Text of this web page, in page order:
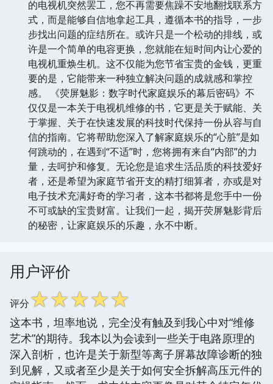
的电视机突然罢工，您不再需要焦躁不安地翻找联系方
式，而是能够自信地拿起工具，遵循本书的指导，一步
步找出问题的症结所在。或许只是一个松动的排线，或
许是一个简单的电容更换，您就能在短时间内让心爱的
电视机重焕生机。这不仅能为您节省宝贵的金钱，更重
要的是，它能带来一种独立解决问题的成就感和掌控
感。 《荧屏魅影：数字时代家庭娱乐的幕后密码》不
仅仅是一本关于电视机维修的书，它更是关于赋能、关
于掌握、关于在快速发展的科技时代保持一份从容与自
信的指南。它将帮助您深入了解家庭娱乐的“心脏”是如
何跳动的，在遇到“不适”时，您将拥有来自“内部”的力
量，去呵护和修复。无论您是追求生活品质的科技爱好
者，还是希望为家庭节省开支的精打细算者，亦或是对
电子技术充满好奇的学习者，这本书都将是您手中一份
不可或缺的宝贵财富。让我们一起，揭开荧屏魅影背后
的秘密，让家庭娱乐的乐趣，永不中断。
用户评价
评分☆☆☆☆☆
这本书，坦率地说，完全没有触及到我心中对“维修
艺术”的期待。我本以为会读到一些关于电路原理的
深入剖析，也许是关于新型等离子屏幕故障诊断的独
到见解，又或者至少是关于如何安全拆解高压元件的